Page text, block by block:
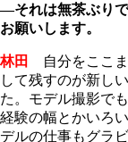
―それは無茶ぶり
お願いします。
林田
自分をここま
して残すのが新し
た。モデル撮影で
経験の幅とかいろ
デルの仕事もグラ